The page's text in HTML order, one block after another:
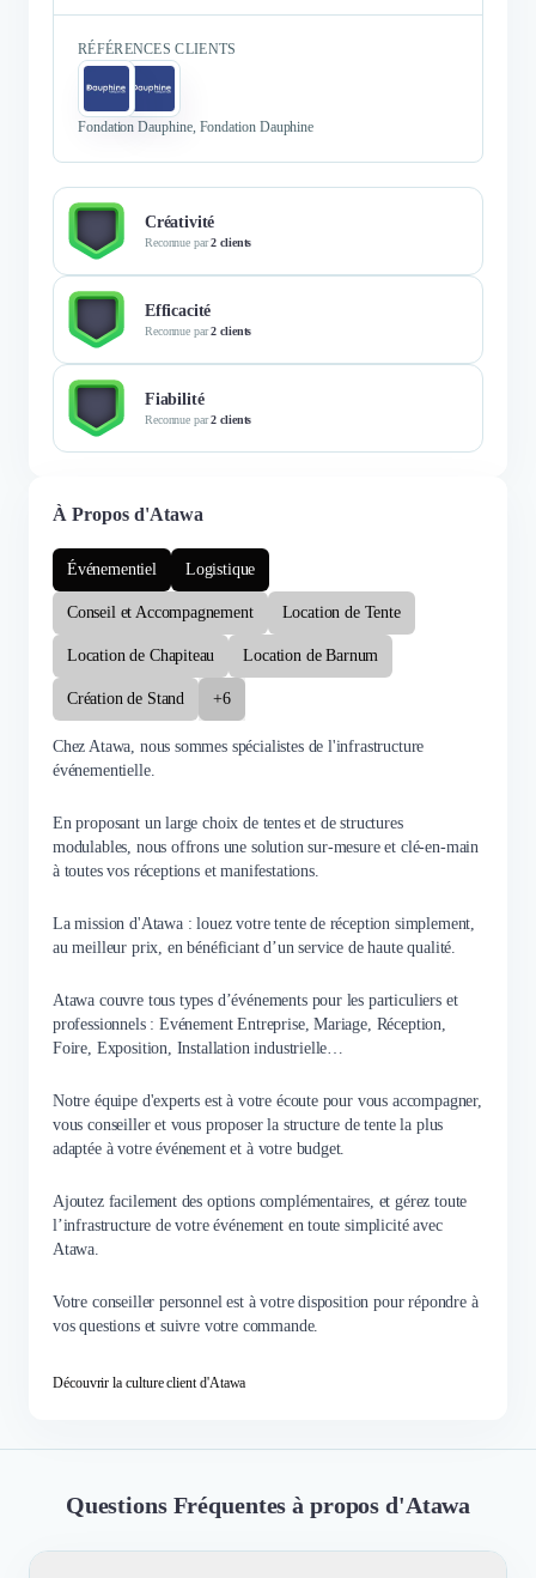
RÉFÉRENCES CLIENTS
Fondation Dauphine, Fondation Dauphine
Créativité
Reconnue par2 clients
Efficacité
Reconnue par2 clients
Fiabilité
Reconnue par2 clients
À Propos d'Atawa
Événementiel Logistique
Conseil et Accompagnement Location de Tente
Location de Chapiteau Location de Barnum
Création de Stand +6
Chez Atawa, nous sommes spécialistes de l'infrastructure
événementielle.
En proposant un large choix de tentes et de structures
modulables, nous offrons une solution sur-mesure et clé-en-main
à toutes vos réceptions et manifestations.
La mission d'Atawa : louez votre tente de réception simplement,
au meilleur prix, en bénéficiant d’un service de haute qualité.
Atawa couvre tous types d’événements pour les particuliers et
professionnels : Evénement Entreprise, Mariage, Réception,
Foire, Exposition, Installation industrielle…
Notre équipe d'experts est à votre écoute pour vous accompagner,
vous conseiller et vous proposer la structure de tente la plus
adaptée à votre événement et à votre budget.
Ajoutez facilement des options complémentaires, et gérez toute
l’infrastructure de votre événement en toute simplicité avec
Atawa.
Votre conseiller personnel est à votre disposition pour répondre à
vos questions et suivre votre commande.
Découvrir la culture client d'Atawa
Questions Fréquentes à propos d'Atawa